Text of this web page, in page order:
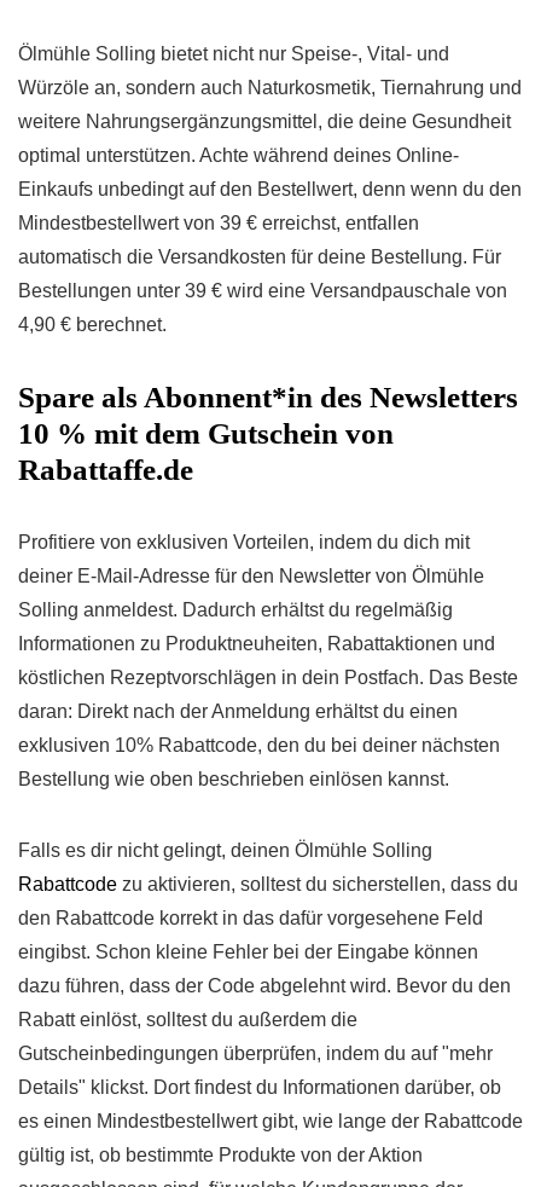
Ölmühle Solling bietet nicht nur Speise-, Vital- und
Würzöle an, sondern auch Naturkosmetik, Tiernahrung und
weitere Nahrungsergänzungsmittel, die deine Gesundheit
optimal unterstützen. Achte während deines Online-
Einkaufs unbedingt auf den Bestellwert, denn wenn du den
Mindestbestellwert von 39 € erreichst, entfallen
automatisch die Versandkosten für deine Bestellung. Für
Bestellungen unter 39 € wird eine Versandpauschale von
4,90 € berechnet.
Spare als Abonnent*in des Newsletters
10 % mit dem Gutschein von
Rabattaffe.de
Profitiere von exklusiven Vorteilen, indem du dich mit
deiner E-Mail-Adresse für den Newsletter von Ölmühle
Solling anmeldest. Dadurch erhältst du regelmäßig
Informationen zu Produktneuheiten, Rabattaktionen und
köstlichen Rezeptvorschlägen in dein Postfach. Das Beste
daran: Direkt nach der Anmeldung erhältst du einen
exklusiven 10% Rabattcode, den du bei deiner nächsten
Bestellung wie oben beschrieben einlösen kannst.
Falls es dir nicht gelingt, deinen Ölmühle Solling
Rabattcode zu aktivieren, solltest du sicherstellen, dass du
den Rabattcode korrekt in das dafür vorgesehene Feld
eingibst. Schon kleine Fehler bei der Eingabe können
dazu führen, dass der Code abgelehnt wird. Bevor du den
Rabatt einlöst, solltest du außerdem die
Gutscheinbedingungen überprüfen, indem du auf "mehr
Details" klickst. Dort findest du Informationen darüber, ob
es einen Mindestbestellwert gibt, wie lange der Rabattcode
gültig ist, ob bestimmte Produkte von der Aktion